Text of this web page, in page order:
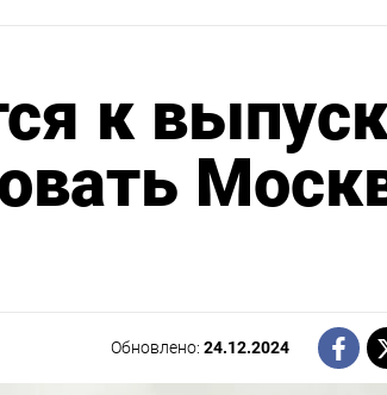
к
Обновлено:24.12.2024